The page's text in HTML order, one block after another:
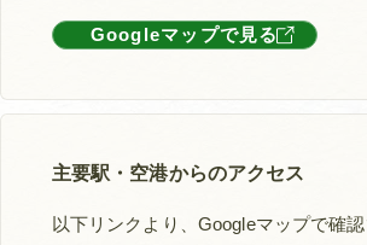
Googleマップで見る
主要駅・空港からのアクセス
以下リンクより、Googleマップで確認